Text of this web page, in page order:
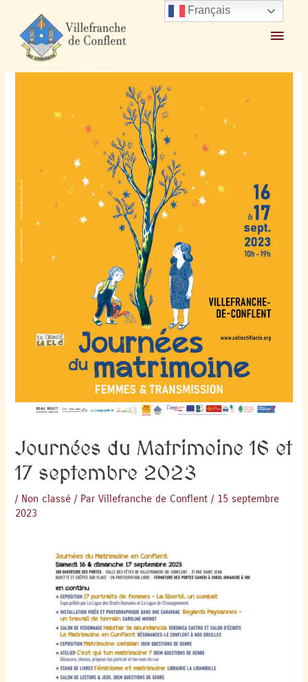
Accueil 2023 septembre
Journées du Matrimoine 16 et 17 septembre 2023
Journées du Matrimoine 16 et
17 septembre 2023
/ Non classé / ParVillefranche de Conflent / 15 septembre
2023
Français